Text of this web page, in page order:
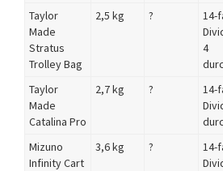
Taylor
Made
Stratus
Trolley Bag
2,5 kg ?
14-
4
Taylor
Made
Catalina Pro
2,7 kg ?
14-
Mizuno
Infinity Cart
3,6 kg ?
14-